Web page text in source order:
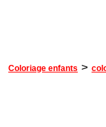
Coloriage enfants >